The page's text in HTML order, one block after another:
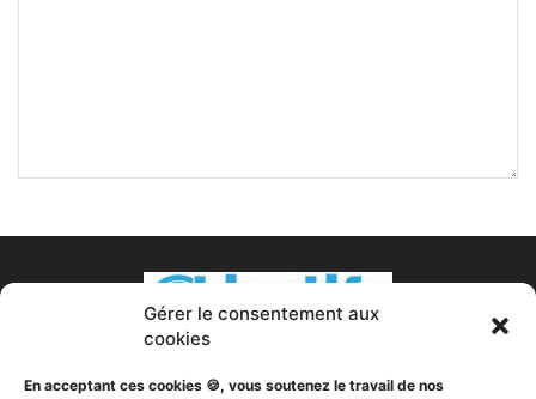
Gérer le consentement aux
cookies
En acceptant ces cookies 🍪, vous soutenez le travail de nos